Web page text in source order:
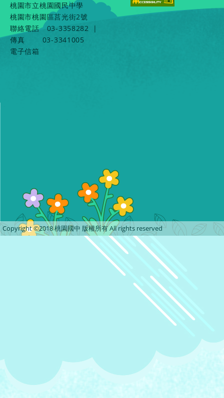
桃園市立桃園國民中學
桃園市桃園區莒光街2號
聯絡電話
03-3358282
|
傳真
03-3341005
電子信箱
Copyright ©2018 桃園國中 版權所有 All rights reserved